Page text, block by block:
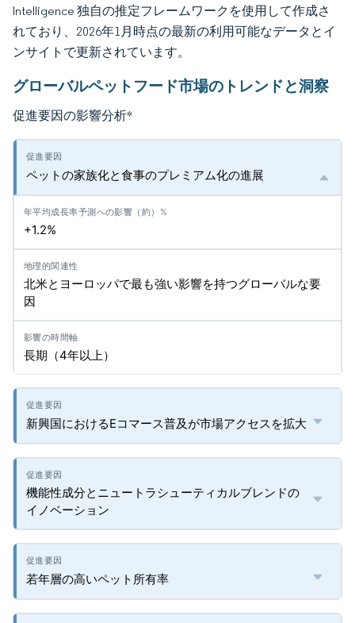
Intelligence 独自の推定フレームワークを使用して作成さ
れており、2026年1月時点の最新の利用可能なデータとイ
ンサイトで更新されています。
グローバルペットフード市場のトレンドと洞察
促進要因の影響分析*
ペットの家族化と食事のプレミアム化の進展
+1.2%
北米とヨーロッパで最も強い影響を持つグローバルな要
因
長期（4年以上）
新興国におけるEコマース普及が市場アクセスを拡大
機能性成分とニュートラシューティカルブレンドの
イノベーション
若年層の高いペット所有率